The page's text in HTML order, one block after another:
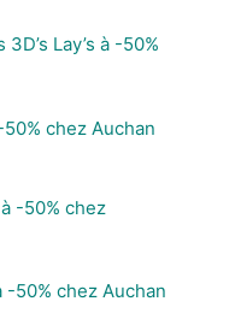
Lay’s à -50%
chez Auchan
-50% chez
50% chez Auchan